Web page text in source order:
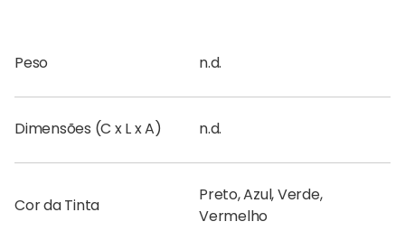
Peso n.d.
Dimensões (C x L x A) n.d.
Cor da Tinta
Preto, Azul, Verde,
Vermelho